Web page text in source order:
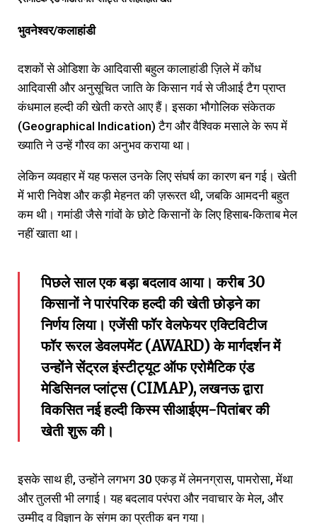
भुवनेश्वर/कलाहांडी
दशकों से ओडिशा के आदिवासी बहुल कालाहांडी ज़िले में कोंध
आदिवासी और अनुसूचित जाति के किसान गर्व से जीआई टैग प्राप्त
कंधमाल हल्दी की खेती करते आए हैं। इसका भौगोलिक संकेतक
(Geographical Indication) टैग और वैश्विक मसाले के रूप में
ख्याति ने उन्हें गौरव का अनुभव कराया था।
लेकिन व्यवहार में यह फसल उनके लिए संघर्ष का कारण बन गई। खेती
में भारी निवेश और कड़ी मेहनत की ज़रूरत थी, जबकि आमदनी बहुत
कम थी। गमांडी जैसे गांवों के छोटे किसानों के लिए हिसाब-किताब मेल
नहीं खाता था।
पिछले साल एक बड़ा बदलाव आया। करीब 30
किसानों ने पारंपरिक हल्दी की खेती छोड़ने का
निर्णय लिया। एजेंसी फॉर वेलफेयर एक्टिविटीज
फॉर रूरल डेवलपमेंट (AWARD) के मार्गदर्शन में
उन्होंने सेंट्रल इंस्टीट्यूट ऑफ एरोमैटिक एंड
मेडिसिनल प्लांट्स (CIMAP), लखनऊ द्वारा
विकसित नई हल्दी किस्म सीआईएम-पितांबर की
खेती शुरू की।
इसके साथ ही, उन्होंने लगभग 30 एकड़ में लेमनग्रास, पामरोसा, मेंथा
और तुलसी भी लगाई। यह बदलाव परंपरा और नवाचार के मेल, और
उम्मीद व विज्ञान के संगम का प्रतीक बन गया।